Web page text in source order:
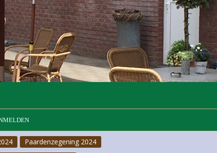
Paardenzegening 2024